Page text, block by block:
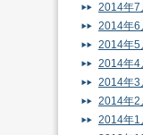
2014年7
2014年6
2014年5
2014年4
2014年3
2014年2
2014年1